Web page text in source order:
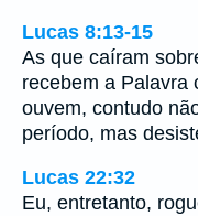
Lucas 8:13-15
As que caíram
recebem a Palavra
ouvem, contudo
período, mas
Lucas 22:32
Eu, entretanto,